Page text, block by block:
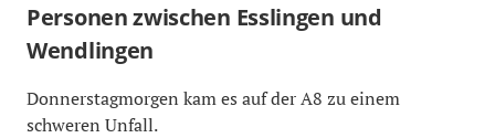
Personen zwischen Esslingen und
Wendlingen
Donnerstagmorgen kam es auf der A8 zu einem
schweren Unfall.